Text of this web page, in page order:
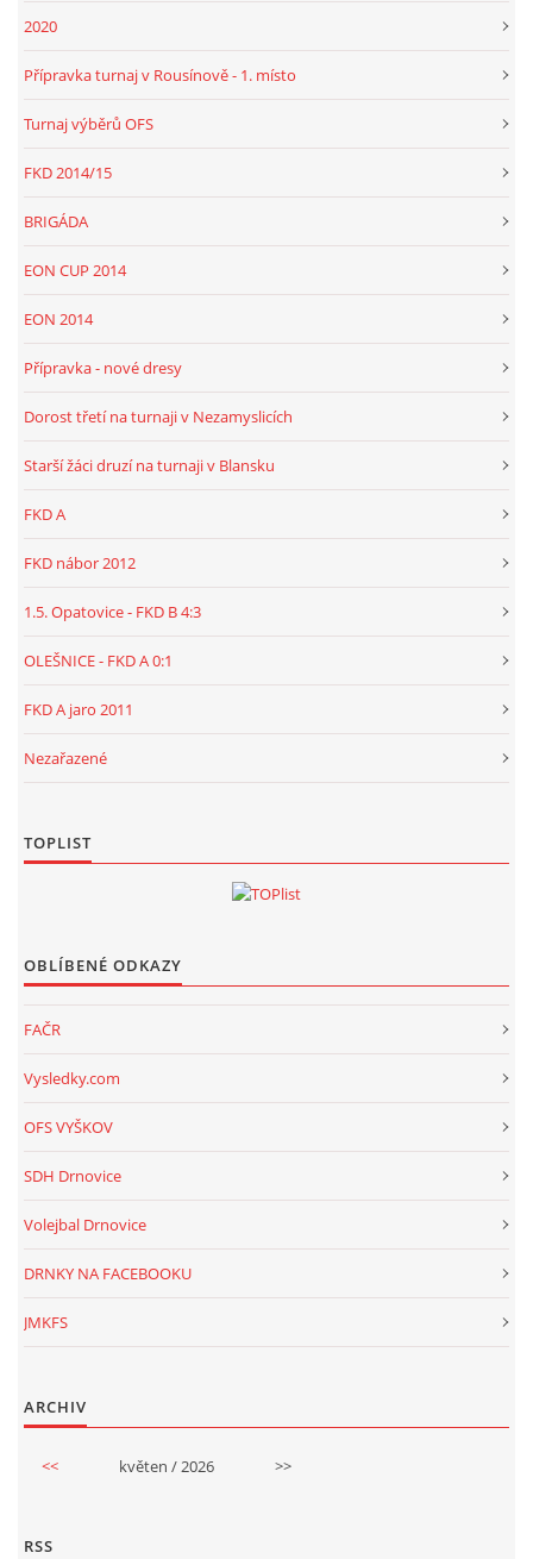
2020
Přípravka turnaj v Rousínově - 1. místo
Turnaj výběrů OFS
FKD 2014/15
BRIGÁDA
EON CUP 2014
EON 2014
Přípravka - nové dresy
Dorost třetí na turnaji v Nezamyslicích
Starší žáci druzí na turnaji v Blansku
FKD A
FKD nábor 2012
1.5. Opatovice - FKD B 4:3
OLEŠNICE - FKD A 0:1
FKD A jaro 2011
Nezařazené
TOPLIST
OBLÍBENÉ ODKAZY
FAČR
Vysledky.com
OFS VYŠKOV
SDH Drnovice
Volejbal Drnovice
DRNKY NA FACEBOOKU
JMKFS
ARCHIV
<< květen / 2026 >>
RSS